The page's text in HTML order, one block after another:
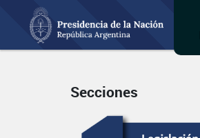
Secciones